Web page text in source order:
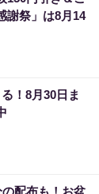
謝祭」は8月14
！8月30日ま
の配布も！お盆